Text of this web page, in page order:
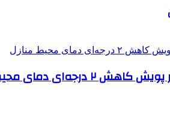
دمای محیط منازل